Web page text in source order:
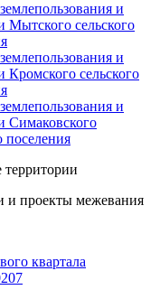
и
Мытского сельского
и
Кромского сельского
и
Симаковского
поселения
и проекты межевания
квартала